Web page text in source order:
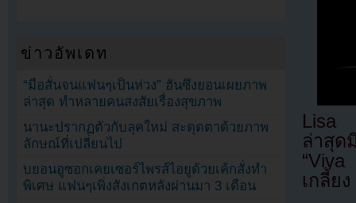
Lisa
ล่าสุด
เกลี้ย
ข่าวอัพเดท
“มือสั่นจนแฟนๆเป็นห่วง” ฮันซึงยอนเผยภาพ
ล่าสุด ทำหลายคนสงสัยเรื่องสุขภาพ
นานะปรากฏตัวกับลุคใหม่ สะดุดตาด้วยภาพ
ลักษณ์ที่เปลี่ยนไป
บยอนอูซอกเคยเซอร์ไพรส์ไอยูด้วยเค้กสั่งทำ
พิเศษ แฟนๆเพิ่งสังเกตหลังผ่านมา 3 เดือน